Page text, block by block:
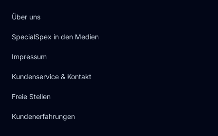
Über uns
SpecialSpex in den Medien
Impressum
Kundenservice & Kontakt
Freie Stellen
Kundenerfahrungen